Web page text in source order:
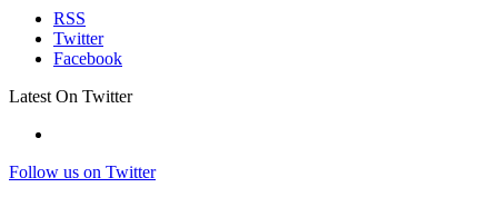
RSS
Twitter
Facebook
Latest On Twitter
Follow us on Twitter